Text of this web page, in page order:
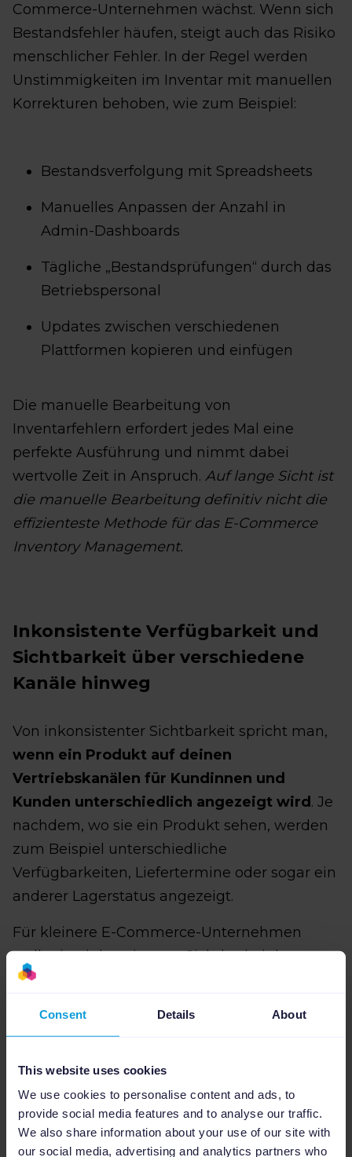
Consent Details About
This website uses cookies
We use cookies to personalise content and ads, to
provide social media features and to analyse our traffic.
We also share information about your use of our site with
our social media, advertising and analytics partners who
Commerce-Unternehmen wächst. Wenn sich
Bestandsfehler häufen, steigt auch das Risiko
menschlicher Fehler. In der Regel werden
Unstimmigkeiten im Inventar mit manuellen
Korrekturen behoben, wie zum Beispiel:
Bestandsverfolgung mit Spreadsheets
Manuelles Anpassen der Anzahl in
Admin-Dashboards
Tägliche „Bestandsprüfungen“ durch das
Betriebspersonal
Updates zwischen verschiedenen
Plattformen kopieren und einfügen
Die manuelle Bearbeitung von
Inventarfehlern erfordert jedes Mal eine
perfekte Ausführung und nimmt dabei
wertvolle Zeit in Anspruch. Auf lange Sicht ist
die manuelle Bearbeitung definitiv nicht die
effizienteste Methode für das E-Commerce
Inventory Management.
Inkonsistente Verfügbarkeit und
Sichtbarkeit über verschiedene
Kanäle hinweg
Von inkonsistenter Sichtbarkeit spricht man,
wenn ein Produkt auf deinen
Vertriebskanälen für Kundinnen und
Kunden unterschiedlich angezeigt wird . Je
nachdem, wo sie ein Produkt sehen, werden
zum Beispiel unterschiedliche
Verfügbarkeiten, Liefertermine oder sogar ein
anderer Lagerstatus angezeigt.
Für kleinere E-Commerce-Unternehmen
stellt eine inkonsistente Sichtbarkeit kaum
ein Problem dar. In der Anfangsphase ist es
Sobald das Produktsortiment
beziehungsweise das Unternehmen wächst,
entstehen jedoch schnell Unstimmigkeiten